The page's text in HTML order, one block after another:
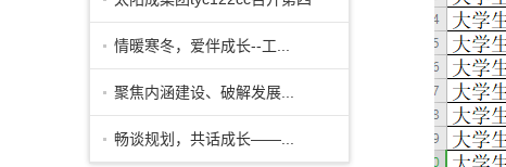
季度安全...
情暖寒冬，爱伴成长--工...
聚焦内涵建设、破解发展...
畅谈规划，共话成长——...